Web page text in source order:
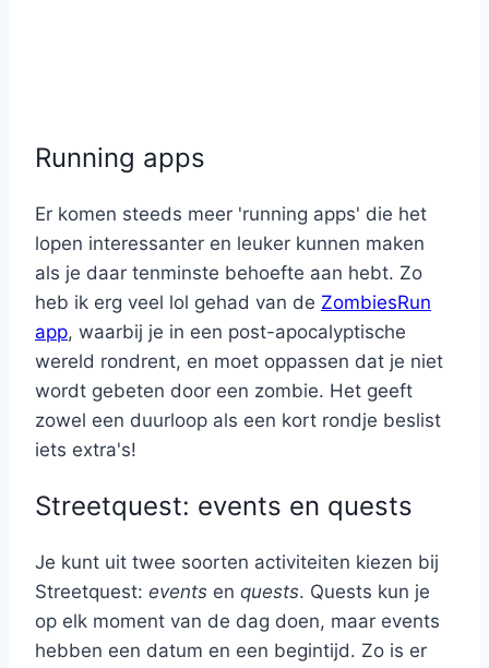
Running apps
Er komen steeds meer 'running apps' die het
lopen interessanter en leuker kunnen maken
als je daar tenminste behoefte aan hebt. Zo
heb ik erg veel lol gehad van de ZombiesRun
app, waarbij je in een post-apocalyptische
wereld rondrent, en moet oppassen dat je niet
wordt gebeten door een zombie. Het geeft
zowel een duurloop als een kort rondje beslist
iets extra's!
Streetquest: events en quests
Je kunt uit twee soorten activiteiten kiezen bij
Streetquest: events en quests. Quests kun je
op elk moment van de dag doen, maar events
hebben een datum en een begintijd. Zo is er